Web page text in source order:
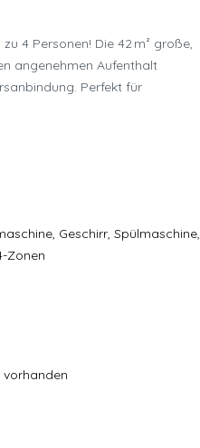
4 Personen! Die 42 m² große,
angenehmen Aufenthalt
Perfekt für
Geschirr, Spülmaschine,
Zonen
vorhanden